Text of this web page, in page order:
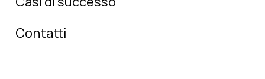
Contatti